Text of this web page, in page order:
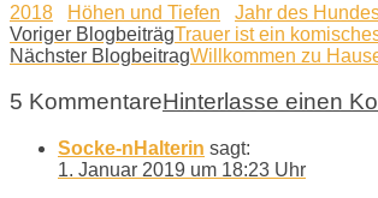
2018 Höhen und Tiefen Jahr des
Voriger BlogbeiträgTrauer ist ein
Nächster BlogbeitragWillkommen zu
5 KommentareHinterlasse einen
Socke-nHalterin sagt:
1. Januar 2019 um 18:23 Uhr